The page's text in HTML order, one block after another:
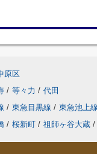
原区
/ 等々力 / 代田
/ 東急目黒線 / 東急池上線
/ 桜新町 / 祖師ヶ谷大蔵 /